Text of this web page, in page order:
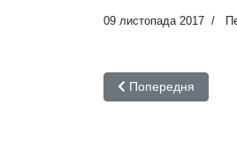
09 листопада 2017
Попередня стаття:
Попередня